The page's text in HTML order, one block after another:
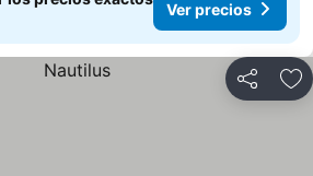
Ver precios
Compartir